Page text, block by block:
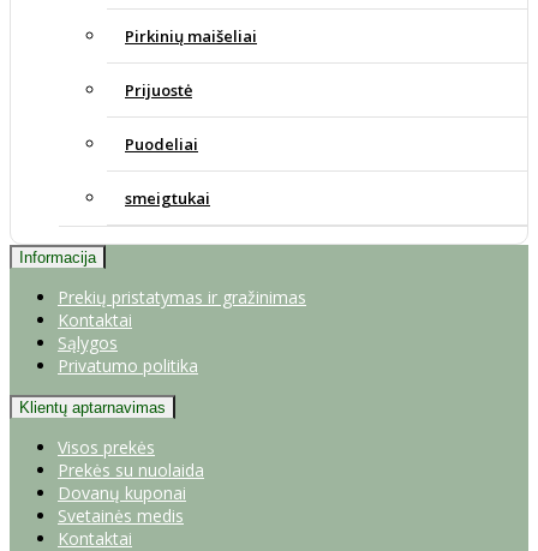
Pirkinių maišeliai
Prijuostė
Puodeliai
smeigtukai
Informacija
Prekių pristatymas ir gražinimas
Kontaktai
Sąlygos
Privatumo politika
Klientų aptarnavimas
Visos prekės
Prekės su nuolaida
Dovanų kuponai
Svetainės medis
Kontaktai